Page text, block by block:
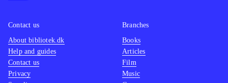
Contact us
About bibliotek.dk
Help and guides
Contact us
Privacy
Branches
Books
Articles
Film
Music